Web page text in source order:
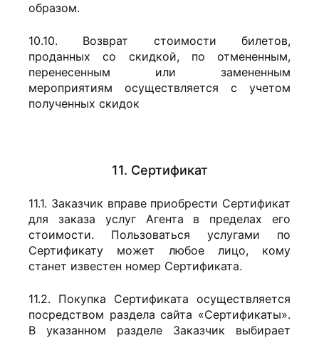
образом.
10.10. Возврат стоимости билетов,
проданных со скидкой, по отмененным,
перенесенным или замененным
мероприятиям осуществляется с учетом
полученных скидок
11. Сертификат
11.1. Заказчик вправе приобрести Сертификат
для заказа услуг Агента в пределах его
стоимости. Пользоваться услугами по
Сертификату может любое лицо, кому
станет известен номер Сертификата.
11.2. Покупка Сертификата осуществляется
посредством раздела сайта «Сертификаты».
В указанном разделе Заказчик выбирает